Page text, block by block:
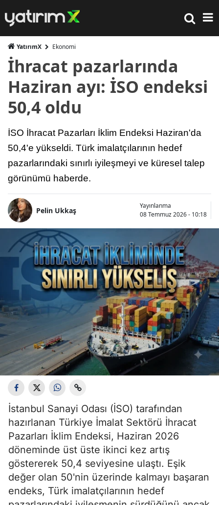
YatırımX Ekonomi
İhracat pazarlarında
Haziran ayı: İSO endeksi
50,4 oldu
İSO İhracat Pazarları İklim Endeksi Haziran'da
50,4'e yükseldi. Türk imalatçılarının hedef
pazarlarındaki sınırlı iyileşmeyi ve küresel talep
görünümü haberde.
Pelin Ukkaş
Yayınlanma
08 Temmuz 2026 - 10:18
İstanbul Sanayi Odası (İSO) tarafından
hazırlanan Türkiye İmalat Sektörü İhracat
Pazarları İklim Endeksi, Haziran 2026
döneminde üst üste ikinci kez artış
göstererek 50,4 seviyesine ulaştı. Eşik
değer olan 50'nin üzerinde kalmayı başaran
endeks, Türk imalatçılarının hedef